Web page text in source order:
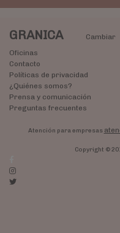
GRANICA
Cambiar
Oficinas
Contacto
Políticas de privacidad
¿Quiénes somos?
Prensa y comunicación
Preguntas frecuentes
Atención para empresas
Copyright ©